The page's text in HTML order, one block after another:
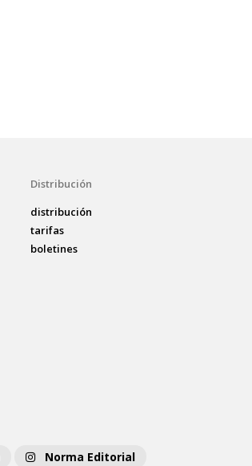
Distribución
distribución
tarifas
boletines
Norma Editorial